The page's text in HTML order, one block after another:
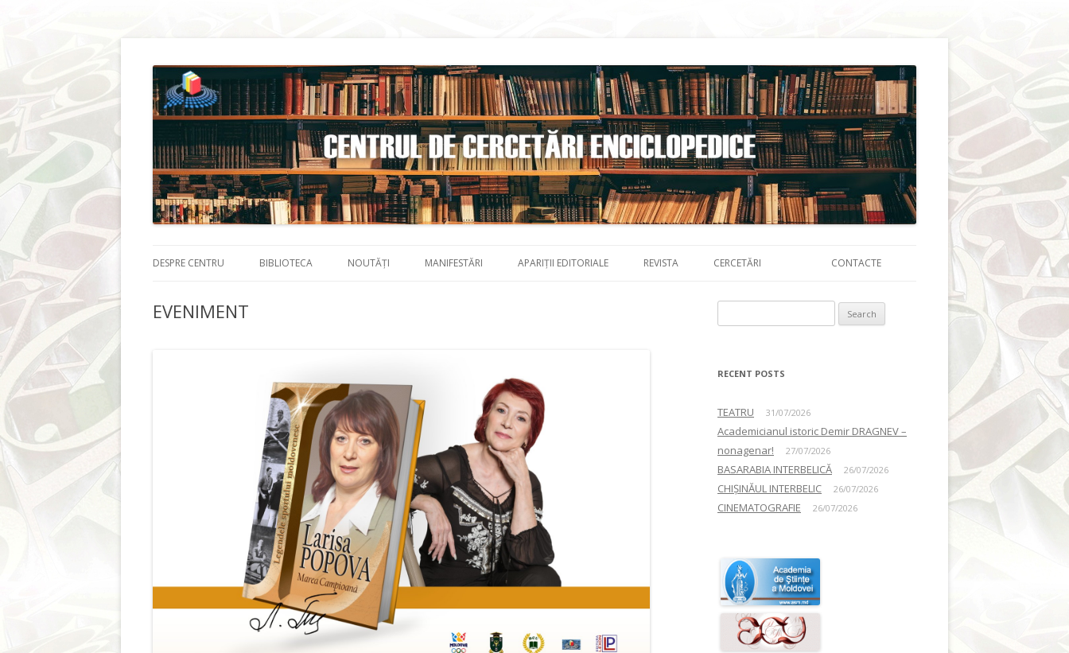
DESPRE CENTRU BIBLIOTECA NOUTĂȚI MANIFESTĂRI APARIȚII EDITORIALE REVISTA CERCETĂRI CONTACTE
EVENIMENT
RECENT POSTS
TEATRU 31/07/2026
Academicianul istoric Demir DRAGNEV –
nonagenar!
27/07/2026
BASARABIA INTERBELICĂ 26/07/2026
CHIȘINĂUL INTERBELIC 26/07/2026
CINEMATOGRAFIE 26/07/2026